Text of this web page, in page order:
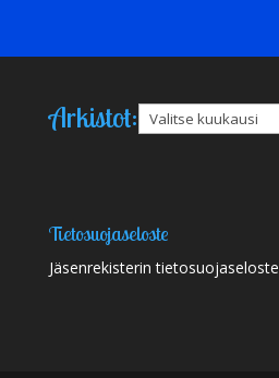
Arkistot: Arkistot
Tietosuojaseloste
Jäsenrekisterin tietosuojaseloste